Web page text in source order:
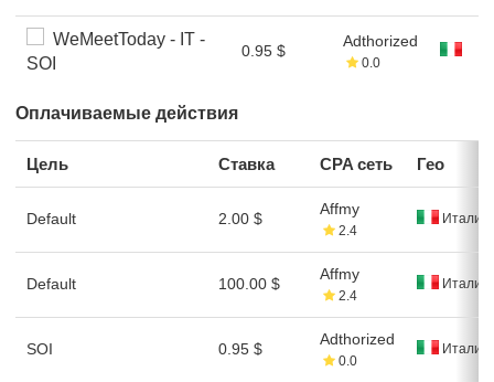
WeMeetToday - IT -
SOI
0.95 $
Adthorized
0.0
Оплачиваемые действия
Цель Ставка CPA сеть Гео
Default 2.00 $
Affmy
2.4
Италия
Default 100.00 $
Affmy
2.4
Италия
SOI 0.95 $
Adthorized
0.0
Италия